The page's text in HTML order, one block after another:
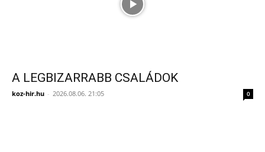
A LEGBIZARRABB CSALÁDOK
koz-hir.hu - 2026.08.06. 21:05 0